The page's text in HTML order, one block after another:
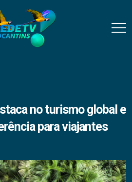
no turismo global e
para viajantes